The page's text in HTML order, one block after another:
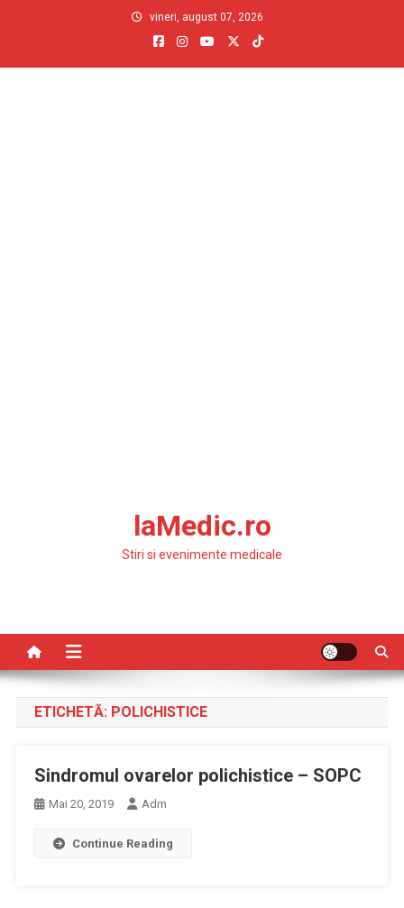
vineri, august 07, 2026
laMedic.ro
Stiri si evenimente medicale
ETICHETĂ: POLICHISTICE
Sindromul ovarelor polichistice – SOPC
Mai 20, 2019 Adm
Continue Reading